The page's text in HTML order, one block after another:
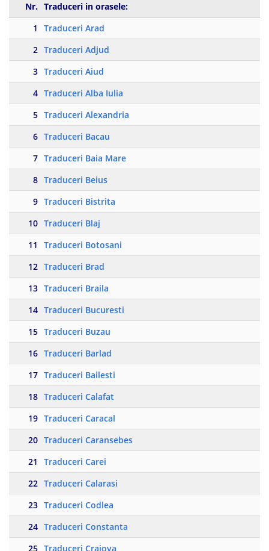
Nr. Traduceri in orasele:
1
Traduceri Arad
2 Traduceri Adjud
3 Traduceri Aiud
4 Traduceri Alba Iulia
5 Traduceri Alexandria
6 Traduceri Bacau
7 Traduceri Baia Mare
8 Traduceri Beius
9 Traduceri Bistrita
10 Traduceri Blaj
11
Traduceri Botosani
12 Traduceri Brad
13 Traduceri Braila
14 Traduceri Bucuresti
15 Traduceri Buzau
16 Traduceri Barlad
17 Traduceri Bailesti
18 Traduceri Calafat
19 Traduceri Caracal
20 Traduceri Caransebes
21
Traduceri Carei
22 Traduceri Calarasi
23 Traduceri Codlea
24 Traduceri Constanta
25 Traduceri Craiova